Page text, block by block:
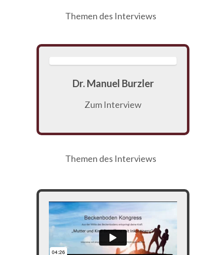
Themen des Interviews
Dr. Manuel Burzler
Zum Interview
Themen des Interviews